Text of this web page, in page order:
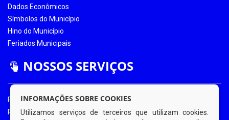
Dados Econômicos
Símbolos do Município
Hino do Município
Feriados Municipais
NOSSOS SERVIÇOS
Portal da Transparência
Portal da Transparência COVID-19
INFORMAÇÕES SOBRE COOKIES
Utilizamos serviços de terceiros que utilizam cookies.